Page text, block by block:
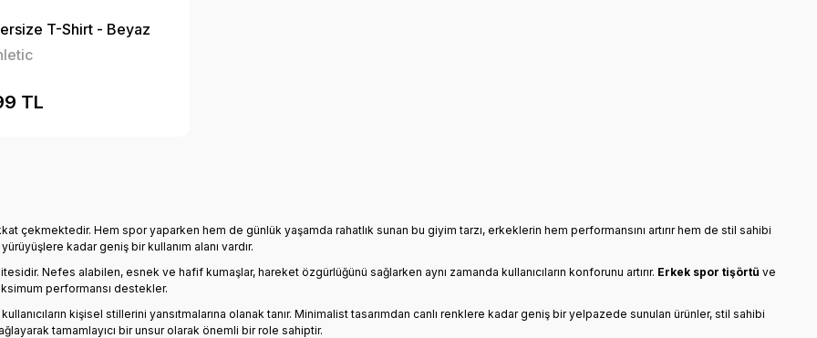
T-Shirt - Beyaz
TL
çekmektedir. Hem spor yaparken hem de günlük yaşamda rahatlık sunan bu giyim tarzı, erkeklerin hem performansını artırır hem de stil sahibi
kadar geniş bir kullanım alanı vardır.
Nefes alabilen, esnek ve hafif kumaşlar, hareket özgürlüğünü sağlarken aynı zamanda kullanıcıların konforunu artırır. Erkek spor tişörtü ve
performansı destekler.
kişisel stillerini yansıtmalarına olanak tanır. Minimalist tasarımdan canlı renklere kadar geniş bir yelpazede sunulan ürünler, stil sahibi
tamamlayıcı bir unsur olarak önemli bir role sahiptir.